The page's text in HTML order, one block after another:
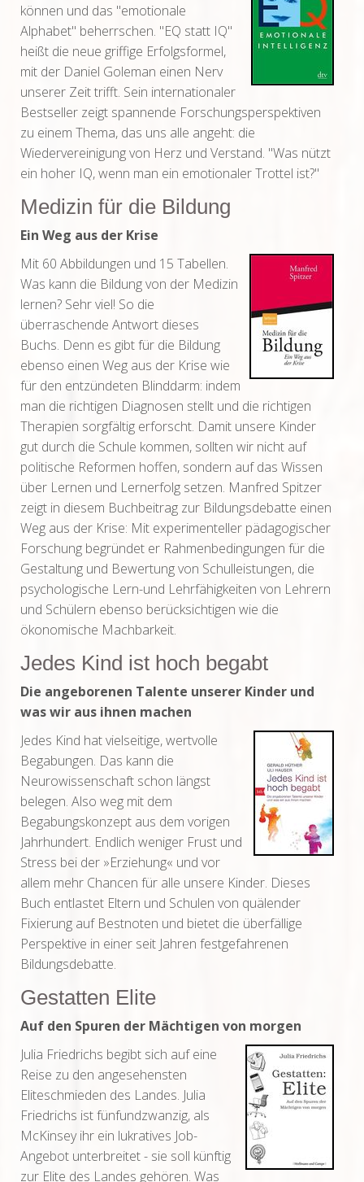
können und das "emotionale
Alphabet" beherrschen. "EQ statt IQ"
heißt die neue griffige Erfolgsformel,
mit der Daniel Goleman einen Nerv
unserer Zeit trifft. Sein internationaler
Bestseller zeigt spannende Forschungsperspektiven
zu einem Thema, das uns alle angeht: die
Wiedervereinigung von Herz und Verstand. "Was nützt
ein hoher IQ, wenn man ein emotionaler Trottel ist?"
Medizin für die Bildung
Ein Weg aus der Krise
Mit 60 Abbildungen und 15 Tabellen.
Was kann die Bildung von der Medizin
lernen? Sehr viel! So die
überraschende Antwort dieses
Buchs. Denn es gibt für die Bildung
ebenso einen Weg aus der Krise wie
für den entzündeten Blinddarm: indem
man die richtigen Diagnosen stellt und die richtigen
Therapien sorgfältig erforscht. Damit unsere Kinder
gut durch die Schule kommen, sollten wir nicht auf
politische Reformen hoffen, sondern auf das Wissen
über Lernen und Lernerfolg setzen. Manfred Spitzer
zeigt in diesem Buchbeitrag zur Bildungsdebatte einen
Weg aus der Krise: Mit experimenteller pädagogischer
Forschung begründet er Rahmenbedingungen für die
Gestaltung und Bewertung von Schulleistungen, die
psychologische Lern-und Lehrfähigkeiten von Lehrern
und Schülern ebenso berücksichtigen wie die
ökonomische Machbarkeit.
Jedes Kind ist hoch begabt
Die angeborenen Talente unserer Kinder und
was wir aus ihnen machen
Jedes Kind hat vielseitige, wertvolle
Begabungen. Das kann die
Neurowissenschaft schon längst
belegen. Also weg mit dem
Begabungskonzept aus dem vorigen
Jahrhundert. Endlich weniger Frust und
Stress bei der »Erziehung« und vor
allem mehr Chancen für alle unsere Kinder. Dieses
Buch entlastet Eltern und Schulen von quälender
Fixierung auf Bestnoten und bietet die überfällige
Perspektive in einer seit Jahren festgefahrenen
Bildungsdebatte.
Gestatten Elite
Auf den Spuren der Mächtigen von morgen
Julia Friedrichs begibt sich auf eine
Reise zu den angesehensten
Eliteschmieden des Landes. Julia
Friedrichs ist fünfundzwanzig, als
McKinsey ihr ein lukratives Job-
Angebot unterbreitet - sie soll künftig
zur Elite des Landes gehören. Was